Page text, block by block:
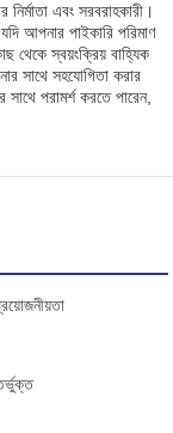
এবং সরবরাহকারী।
আপনার পাইকারি পরিমাণ
থেকে স্বয়ংক্রিয় বাহ্যিক
সাথে সহযোগিতা করার
পরামর্শ করতে পারেন,